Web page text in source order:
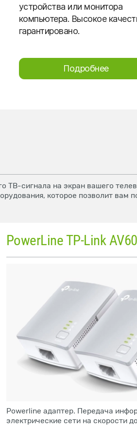
устройства или монитора
компьютера. Высокое
гарантировано.
Подробнее
ТВ-сигнала на экран вашего
которое позволит вам
PowerLine TP-Link
Powerline адаптер. Передача
электрические сети на скорости